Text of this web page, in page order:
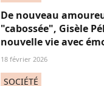
De nouveau
"cabossée", Gisèle
nouvelle vie avec
18 février 2026
SOCIÉTÉ